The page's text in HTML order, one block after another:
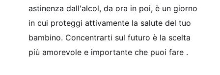
astinenza dall'alcol, da ora in poi, è un giorno
in cui proteggi attivamente la salute del tuo
bambino. Concentrarti sul futuro è la scelta
più amorevole e importante che puoi fare .